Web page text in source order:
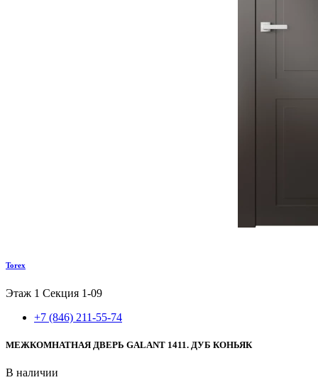
Torex
Этаж 1 Секция 1-09
+7 (846) 211-55-74
МЕЖКОМНАТНАЯ ДВЕРЬ GALANT 1411. ДУБ КОНЬЯК
В наличии